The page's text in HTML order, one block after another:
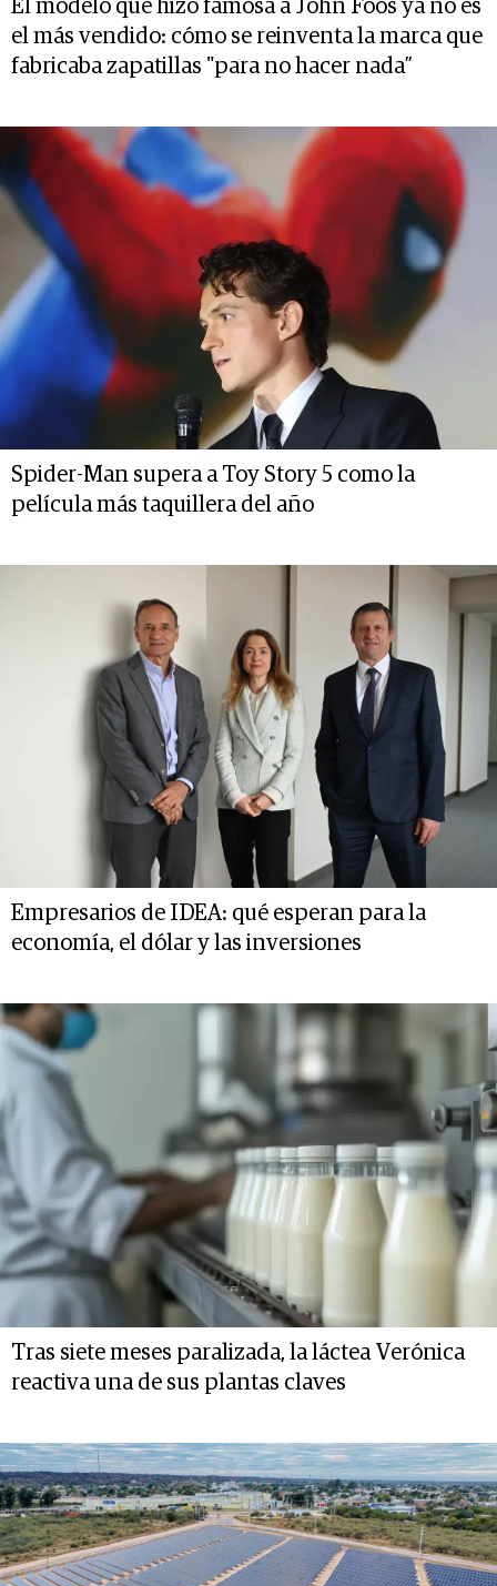
El modelo que hizo famosa a John Foos ya no es
el más vendido: cómo se reinventa la marca que
fabricaba zapatillas "para no hacer nada”
Spider-Man supera a Toy Story 5 como la
película más taquillera del año
Empresarios de IDEA: qué esperan para la
economía, el dólar y las inversiones
Tras siete meses paralizada, la láctea Verónica
reactiva una de sus plantas claves